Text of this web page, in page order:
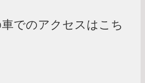
車でのアクセスはこち